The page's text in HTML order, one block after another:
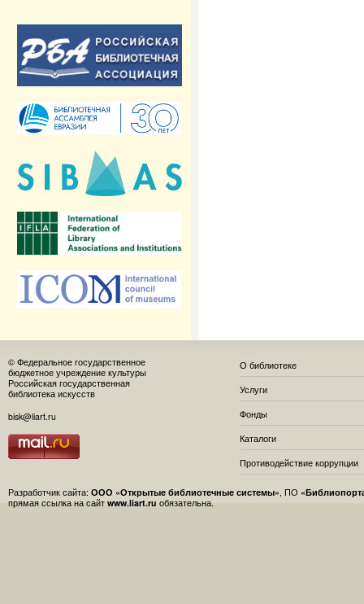
© Федеральное государственное
бюджетное учреждение культуры
Российская государственная
библиотека искусств
bisk@liart.ru
О библиотеке
Услуги
Фонды
Каталоги
Противодействие коррупции
Разработчик сайта: ООО «Открытые библиотечные системы» , ПО
прямая ссылка на сайт www.liart.ru обязательна.